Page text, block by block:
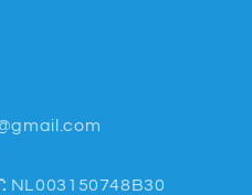
NL003150748B30